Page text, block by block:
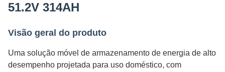
51.2V 314AH
Visão geral do produto
Uma solução móvel de armazenamento de energia de alto
desempenho projetada para uso doméstico, com